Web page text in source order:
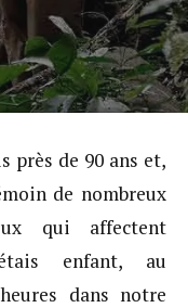
près de 90 ans et,
de nombreux
qui affectent
enfant, au
dans notre